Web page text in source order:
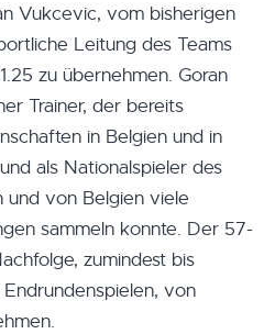
Vukcevic, vom bisherigen
Leitung des Teams
zu übernehmen. Goran
Trainer, der bereits
in Belgien und in
als Nationalspieler des
und von Belgien viele
sammeln konnte. Der 57-
zumindest bis
von